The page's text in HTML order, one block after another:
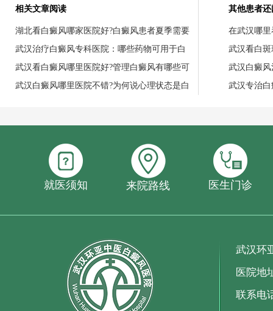
相关文章阅读
湖北看白癜风哪家医院好?白癜风患者夏季需要
武汉治疗白癜风专科医院：哪些药物可用于白
武汉看白癜风哪里医院好?管理白癜风有哪些可
武汉白癜风哪里医院不错?为何说心理状态是白
其他患者
在武汉哪
武汉看白
武汉白癜
武汉专治
就医须知 来院路线 医生门诊
武汉环
医院地
联系电